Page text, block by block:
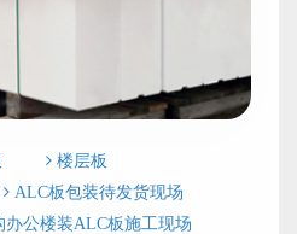
楼层板
ALC板包装待发货现场
办公楼装ALC板施工现场